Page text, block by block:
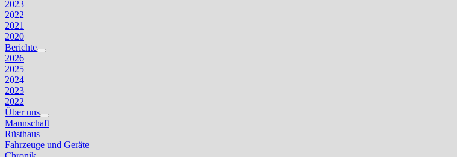
2023
2022
2021
2020
Berichte
Untermenü
2026
2025
2024
2023
2022
Über uns
Untermenü
anzeigen
Mannschaft
Rüsthaus
Fahrzeuge und Geräte